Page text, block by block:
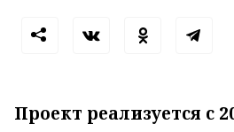
Проект реализуется с